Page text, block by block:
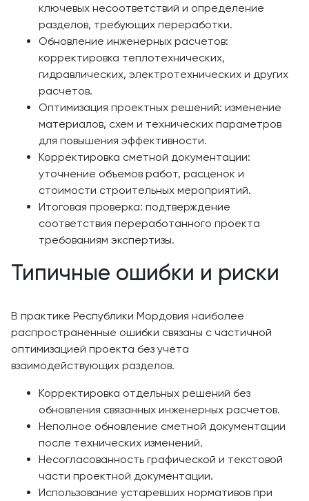
ключевых несоответствий и определение
разделов, требующих переработки.
Обновление инженерных расчетов:
корректировка теплотехнических,
гидравлических, электротехнических и других
расчетов.
Оптимизация проектных решений: изменение
материалов, схем и технических параметров
для повышения эффективности.
Корректировка сметной документации:
уточнение объемов работ, расценок и
стоимости строительных мероприятий.
Итоговая проверка: подтверждение
соответствия переработанного проекта
требованиям экспертизы.
Типичные ошибки и риски
В практике Республики Мордовия наиболее
распространенные ошибки связаны с частичной
оптимизацией проекта без учета
взаимодействующих разделов.
Корректировка отдельных решений без
обновления связанных инженерных расчетов.
Неполное обновление сметной документации
после технических изменений.
Несогласованность графической и текстовой
части проектной документации.
Использование устаревших нормативов при